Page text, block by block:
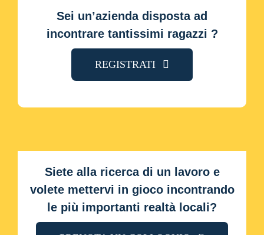
Sei un’azienda disposta ad
incontrare tantissimi ragazzi ?
REGISTRATI
Siete alla ricerca di un lavoro e
volete mettervi in gioco incontrando
le più importanti realtà locali?